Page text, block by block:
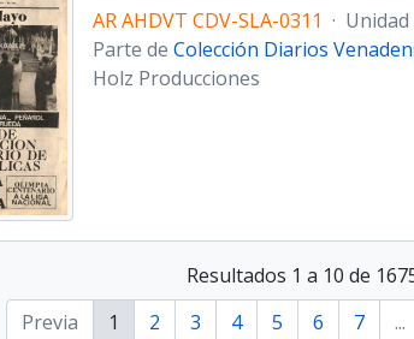
AR AHDVT CDV-SLA-0311 ·
Parte de Colección Diarios
Holz Producciones
Resultados 1 a 10 de
Previa
1 2 3 4 5 6 7 ...